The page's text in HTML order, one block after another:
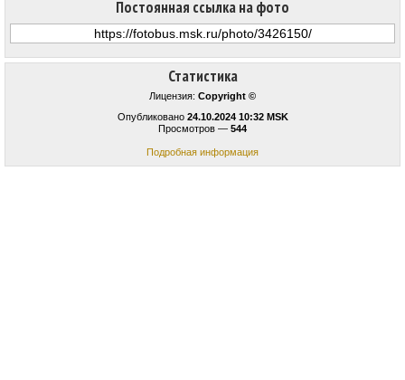
Статистика
Лицензия: Copyright ©
Опубликовано 24.10.2024 10:32 MSK
Просмотров — 544
Подробная информация
Постоянная ссылка на фото